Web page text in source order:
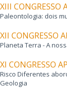
XIII CONGRESSO
Paleontologia: dois
XII CONGRESSO
Planeta Terra - A
XI CONGRESSO
Risco Diferentes
Geologia